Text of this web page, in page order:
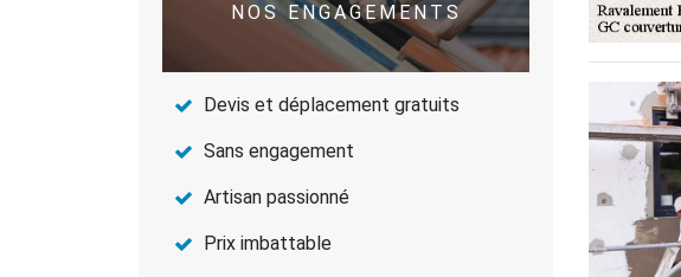
NOS ENGAGEMENTS
Devis et déplacement gratuits
Sans engagement
Artisan passionné
Prix imbattable